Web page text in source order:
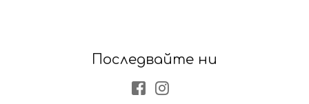
Последвайте ни
Facebook